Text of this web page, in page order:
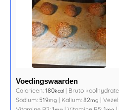
Voedingswaarden
Calorieën:180kcal | Bruto
Sodium: 519mg | Kalium:82mg |